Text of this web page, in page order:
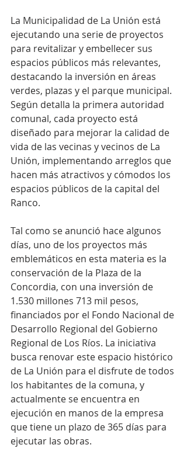
La Municipalidad de La Unión está
ejecutando una serie de proyectos
para revitalizar y embellecer sus
espacios públicos más relevantes,
destacando la inversión en áreas
verdes, plazas y el parque municipal.
Según detalla la primera autoridad
comunal, cada proyecto está
diseñado para mejorar la calidad de
vida de las vecinas y vecinos de La
Unión, implementando arreglos que
hacen más atractivos y cómodos los
espacios públicos de la capital del
Ranco.
Tal como se anunció hace algunos
días, uno de los proyectos más
emblemáticos en esta materia es la
conservación de la Plaza de la
Concordia, con una inversión de
1.530 millones 713 mil pesos,
financiados por el Fondo Nacional de
Desarrollo Regional del Gobierno
Regional de Los Ríos. La iniciativa
busca renovar este espacio histórico
de La Unión para el disfrute de todos
los habitantes de la comuna, y
actualmente se encuentra en
ejecución en manos de la empresa
que tiene un plazo de 365 días para
ejecutar las obras.